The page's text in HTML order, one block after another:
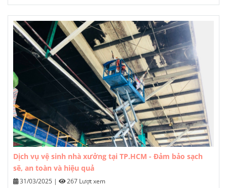
pháp tiết kiệm chi phí nhưng vẫn đảm bảo chất lượng cho
nhà xưởng, công trình và văn phòng.
Dịch vụ vệ sinh nhà xưởng tại TP.HCM - Đảm bảo sạch
sẽ, an toàn và hiệu quả
31/03/2025 | 267 Lượt xem